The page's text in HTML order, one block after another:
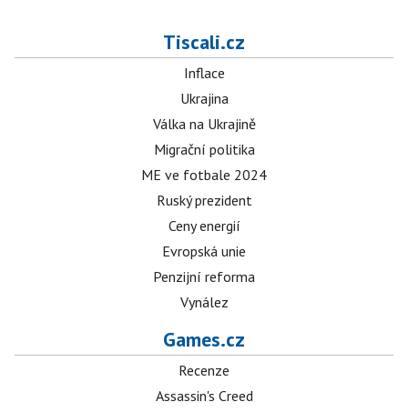
Tiscali.cz
Inflace
Ukrajina
Válka na Ukrajině
Migrační politika
ME ve fotbale 2024
Ruský prezident
Ceny energií
Evropská unie
Penzijní reforma
Vynález
Games.cz
Recenze
Assassin's Creed